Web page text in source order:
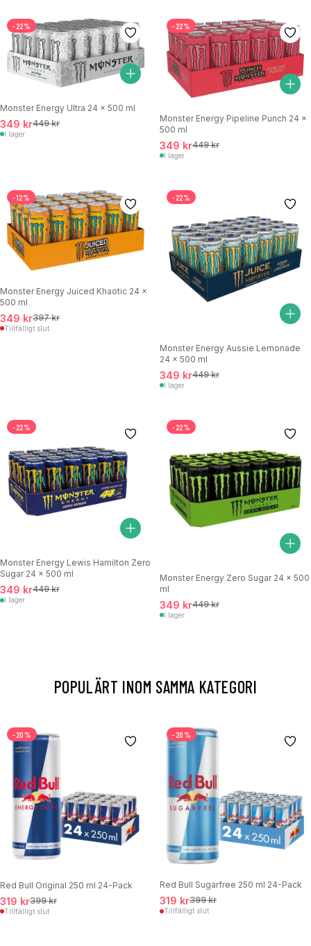
-22%
Monster Energy Ultra 24 x 500 ml
349 kr449 kr
I lager
-22%
Monster Energy Pipeline Punch 24 x
500 ml
349 kr449 kr
I lager
-12%
Monster Energy Juiced Khaotic 24 x
500 ml
349 kr397 kr
Tillfälligt slut
-22%
Monster Energy Aussie Lemonade
24 x 500 ml
349 kr449 kr
I lager
-22%
Monster Energy Lewis Hamilton Zero
Sugar 24 x 500 ml
349 kr449 kr
I lager
-22%
Monster Energy Zero Sugar 24 x 500
ml
349 kr449 kr
I lager
POPULÄRT INOM SAMMA KATEGORI
-20%
Red Bull Original 250 ml 24-Pack
319 kr399 kr
Tillfälligt slut
-20%
Red Bull Sugarfree 250 ml 24-Pack
319 kr399 kr
Tillfälligt slut